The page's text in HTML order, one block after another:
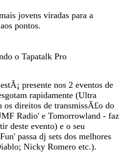
jovens viradas para a
pontos.
o Tapatalk Pro
presente nos 2 eventos de
rapidamente (Ultra
direitos de transmissÃ£o do
Radio' e Tomorrowland - faz
deste evento) e o seu
passa dj sets dos melhores
Nicky Romero etc.).